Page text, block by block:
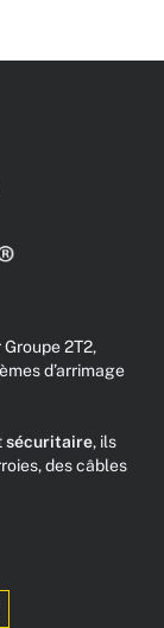
Groupe 2T2,
d’arrimage
sécuritaire, ils
des câbles